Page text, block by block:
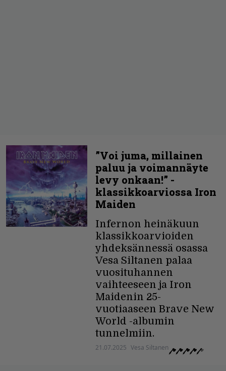
”Voi juma, millainen
paluu ja voimannäyte
levy onkaan!” -
klassikkoarviossa Iron
Maiden
Infernon heinäkuun
klassikkoarvioiden
yhdeksännessä osassa
Vesa Siltanen palaa
vuosituhannen
vaihteeseen ja Iron
Maidenin 25-
vuotiaaseen Brave New
World -albumin
tunnelmiin.
21.07.2025 Vesa Siltanen